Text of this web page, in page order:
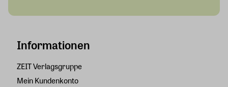
Informationen
ZEIT Verlagsgruppe
Mein Kundenkonto